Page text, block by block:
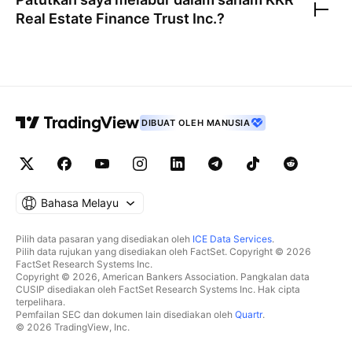
Real Estate Finance Trust Inc.?
DIBUAT OLEH MANUSIA
Bahasa Melayu
Pilih data pasaran yang disediakan oleh ICE Data Services.
Pilih data rujukan yang disediakan oleh FactSet. Copyright © 2026
FactSet Research Systems Inc.
Copyright © 2026, American Bankers Association. Pangkalan data
CUSIP disediakan oleh FactSet Research Systems Inc. Hak cipta
terpelihara.
Pemfailan SEC dan dokumen lain disediakan oleh Quartr.
© 2026 TradingView, Inc.